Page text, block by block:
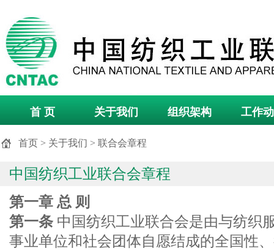
首 页 关于我们 组织架构 工作
首页 > 关于我们 > 联合会章程
中国纺织工业联合会章程
第一章 总 则
第一条 中国纺织工业联合会是由与纺织
事业单位和社会团体自愿结成的全国性